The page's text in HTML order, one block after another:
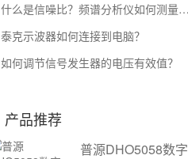
什么是信噪比？频谱分析仪如何测量信噪比？
泰克示波器如何连接到电脑？
如何调节信号发生器的电压有效值？
产品推荐
普源DHO5058数字